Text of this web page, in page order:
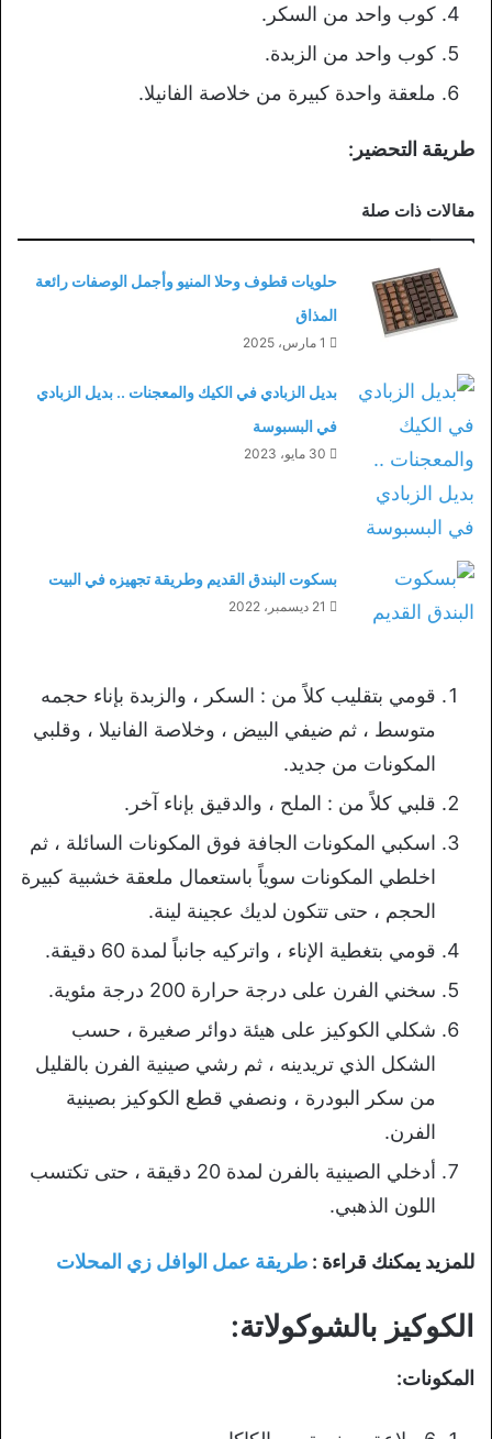
كوب واحد من السكر.
كوب واحد من الزبدة.
ملعقة واحدة كبيرة من خلاصة الفانيلا.
طريقة التحضير:
مقالات ذات صلة
حلويات قطوف وحلا المنيو وأجمل الوصفات رائعة
المذاق
1 مارس، 2025
بديل الزبادي في الكيك والمعجنات .. بديل الزبادي
في البسبوسة
30 مايو، 2023
بسكوت البندق القديم وطريقة تجهيزه في البيت
21 ديسمبر، 2022
قومي بتقليب كلاً من : السكر ، والزبدة بإناء حجمه
متوسط ، ثم ضيفي البيض ، وخلاصة الفانيلا ، وقلبي
المكونات من جديد.
قلبي كلاً من : الملح ، والدقيق بإناء آخر.
اسكبي المكونات الجافة فوق المكونات السائلة ، ثم
اخلطي المكونات سوياً باستعمال ملعقة خشبية كبيرة
الحجم ، حتى تتكون لديك عجينة لينة.
قومي بتغطية الإناء ، واتركيه جانباً لمدة 60 دقيقة.
سخني الفرن على درجة حرارة 200 درجة مئوية.
شكلي الكوكيز على هيئة دوائر صغيرة ، حسب
الشكل الذي تريدينه ، ثم رشي صينية الفرن بالقليل
من سكر البودرة ، ونصفي قطع الكوكيز بصينية
الفرن.
أدخلي الصينية بالفرن لمدة 20 دقيقة ، حتى تكتسب
اللون الذهبي.
للمزيد يمكنك قراءة : طريقة عمل الوافل زي المحلات
الكوكيز بالشوكولاتة:
المكونات: